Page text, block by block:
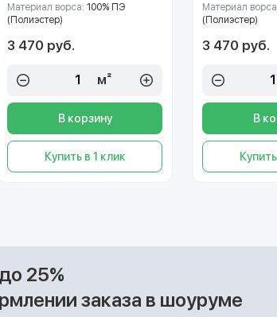
Материал ворса:100% ПЭ
(Полиэстер)
3 470 руб.
м²
В корзину
Купить в 1 клик
Материал
(Полиэстер)
3 470 руб.
В
25%
заказа в шоуруме